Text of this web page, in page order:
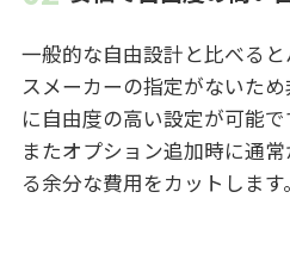
一般的な自由設計と比べると
スメーカーの指定がないた
に自由度の高い設定が可能で
またオプション追加時に通
る余分な費用をカットします。